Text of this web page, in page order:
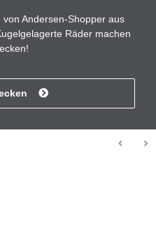
Andersen-Shopper aus
Räder machen